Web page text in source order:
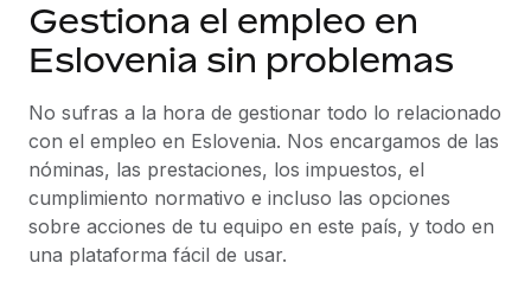
EMPLEO GLOBAL
Nómina global
Gestiona las nóminas de forma sencilla y conforme a la
legalidad.
Employer of Record
Expándete en todo el mundo sin gastar en entidades.
Soluciones
COBERTURA MUNDIAL
Explorador de países
Consulta el soporte del empleo global según el país.
Explorador estatal de EE. UU.
Simplifica la contratación en todos los estados de EE.
Recursos
HERRAMIENTAS Y CALCULADORAS
Calculadora del riesgo de clasificación errónea
Consulta el riesgo de clasificación errónea por país.
Precios
Gestiona el empleo en
Eslovenia sin problemas
No sufras a la hora de gestionar todo lo relacionado
con el empleo en Eslovenia. Nos encargamos de las
nóminas, las prestaciones, los impuestos, el
cumplimiento normativo e incluso las opciones
sobre acciones de tu equipo en este país, y todo en
una plataforma fácil de usar.